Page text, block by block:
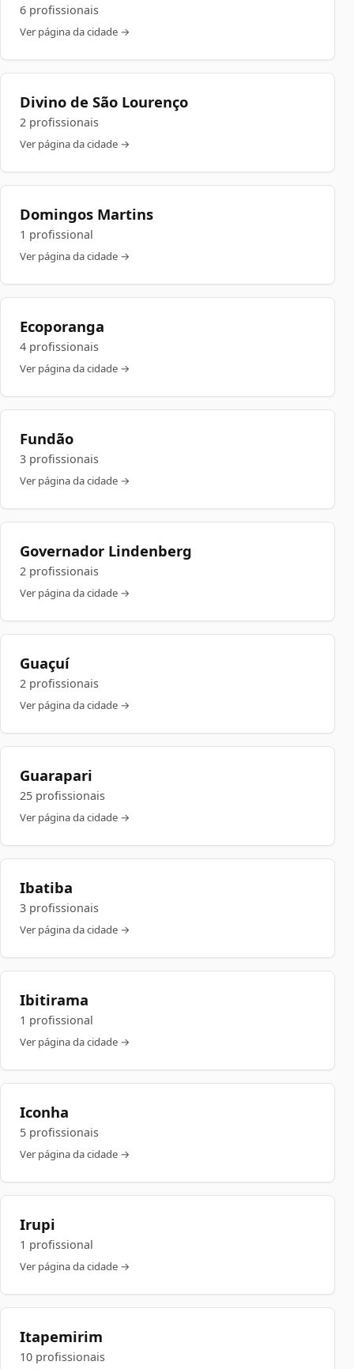
6 profissionais
Ver página da cidade →
Divino de São Lourenço
2 profissionais
Ver página da cidade →
Domingos Martins
1 profissional
Ver página da cidade →
Ecoporanga
4 profissionais
Ver página da cidade →
Fundão
3 profissionais
Ver página da cidade →
Governador Lindenberg
2 profissionais
Ver página da cidade →
Guaçuí
2 profissionais
Ver página da cidade →
Guarapari
25 profissionais
Ver página da cidade →
Ibatiba
3 profissionais
Ver página da cidade →
Ibitirama
1 profissional
Ver página da cidade →
Iconha
5 profissionais
Ver página da cidade →
Irupi
1 profissional
Ver página da cidade →
Itapemirim
10 profissionais